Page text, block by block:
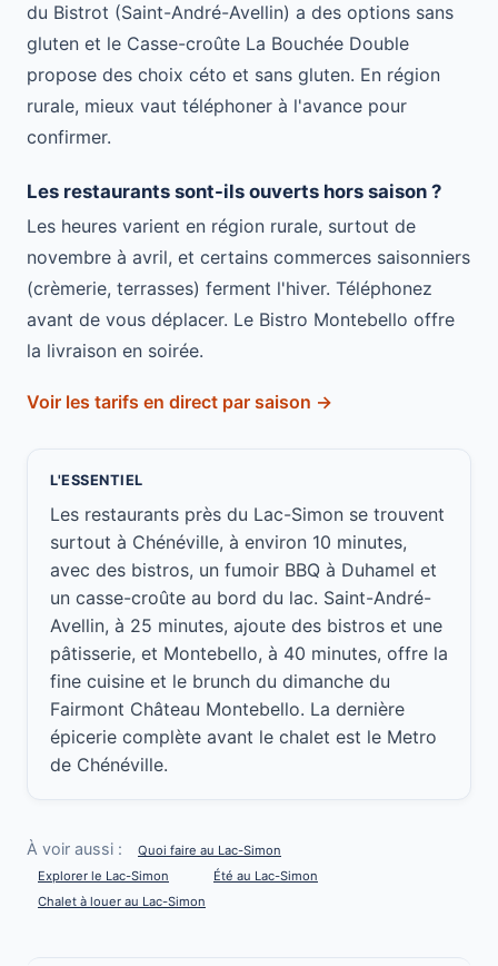
du Bistrot (Saint-André-Avellin) a des options sans
gluten et le Casse-croûte La Bouchée Double
propose des choix céto et sans gluten. En région
rurale, mieux vaut téléphoner à l'avance pour
confirmer.
Les restaurants sont-ils ouverts hors saison ?
Les heures varient en région rurale, surtout de
novembre à avril, et certains commerces saisonniers
(crèmerie, terrasses) ferment l'hiver. Téléphonez
avant de vous déplacer. Le Bistro Montebello offre
la livraison en soirée.
Voir les tarifs en direct par saison →
L'ESSENTIEL
Les restaurants près du Lac-Simon se trouvent
surtout à Chénéville, à environ 10 minutes,
avec des bistros, un fumoir BBQ à Duhamel et
un casse-croûte au bord du lac. Saint-André-
Avellin, à 25 minutes, ajoute des bistros et une
pâtisserie, et Montebello, à 40 minutes, offre la
fine cuisine et le brunch du dimanche du
Fairmont Château Montebello. La dernière
épicerie complète avant le chalet est le Metro
de Chénéville.
À voir aussi :
Quoi faire au Lac-Simon
Explorer le Lac-Simon
Été au Lac-Simon
Chalet à louer au Lac-Simon